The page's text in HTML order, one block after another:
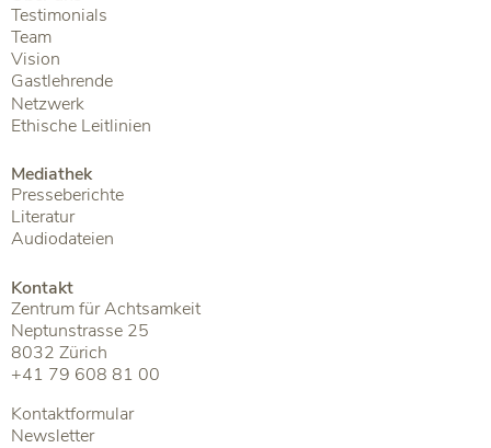
Testimonials
Team
Vision
Gastlehrende
Netzwerk
Ethische Leitlinien
Mediathek
Presseberichte
Literatur
Audiodateien
Kontakt
Zentrum für Achtsamkeit
Neptunstrasse 25
8032 Zürich
+41 79 608 81 00
Kontaktformular
Newsletter